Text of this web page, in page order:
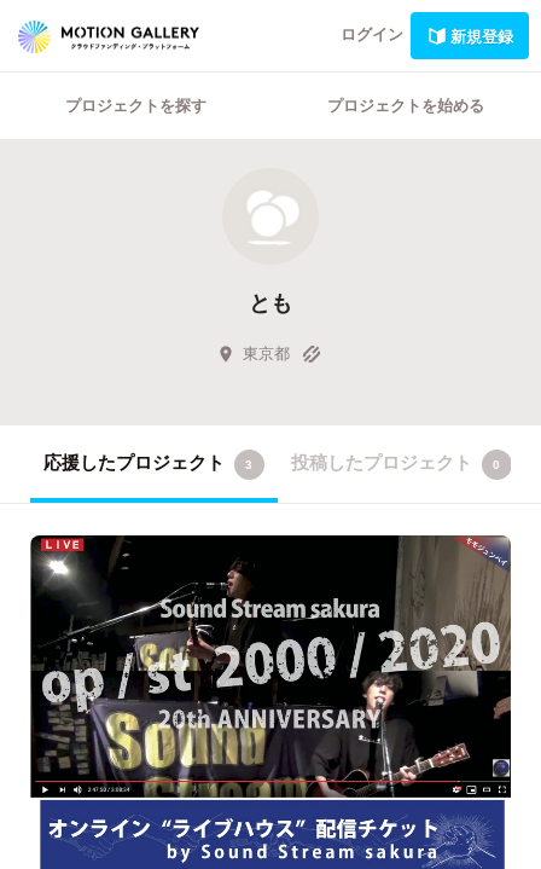
ログイン 新規登録
プロジェクトを探す プロジェクトを始める
とも
東京都
応援したプロジェクト 3 投稿したプロジェクト 0